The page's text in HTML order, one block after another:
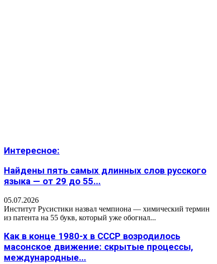
Интересное:
Найдены пять самых длинных слов русского
языка — от 29 до 55...
05.07.2026
Институт Русистики назвал чемпиона — химический термин
из патента на 55 букв, который уже обогнал...
Как в конце 1980-х в СССР возродилось
масонское движение: скрытые процессы,
международные...